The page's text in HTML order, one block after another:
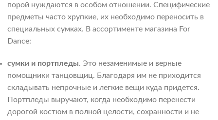
порой нуждаются в особом отношении. Специфические
предметы часто хрупкие, их необходимо переносить в
специальных сумках. В ассортименте магазина For
Dance:
сумки и портпледы. Это незаменимые и верные
помощники танцовщиц. Благодаря им не приходится
складывать непрочные и легкие вещи куда придется.
Портпледы выручают, когда необходимо перенести
дорогой костюм в полной целости, сохранности и не